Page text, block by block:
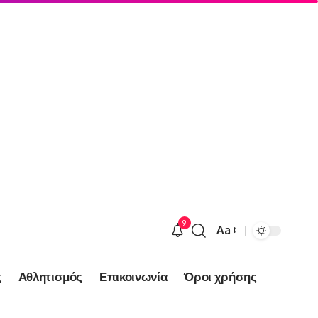
9
Font
Aa
Αθλητισμός Επικοινωνία Όροι χρήσης